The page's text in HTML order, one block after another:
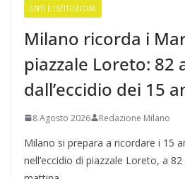
ENTI E ISTITUZIONI
Milano ricorda i
piazzale Loreto: 82
dall’eccidio dei 15
8 Agosto 2026 Redazione Milano
Milano si prepara a ricordare i 15
nell’eccidio di piazzale Loreto, a